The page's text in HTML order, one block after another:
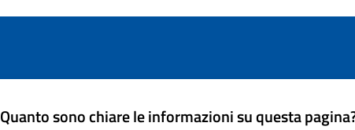
Quanto sono chiare le informazioni su questa